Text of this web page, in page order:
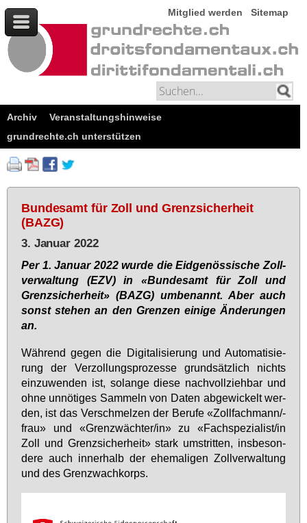
Mitglied werden Sitemap
Archiv
Veranstaltungshinweise
grundrechte.ch unterstützen
Bundesamt für Zoll und Grenzsicherheit
(BAZG)
3. Januar 2022
Per 1. Ja­nu­ar 2022 wur­de die Eid­ge­nös­si­sche Zoll­
ver­wal­tung (EZV) in «Bun­des­amt für Zoll und
Grenz­si­cher­heit» (BAZG) um­be­nannt. Aber auch
sonst ste­hen an den Gren­zen ei­ni­ge Än­de­run­gen
an.
Wäh­rend ge­gen die Di­gi­ta­li­sie­rung und Au­to­ma­ti­sie­
rung der Ver­zol­lungs­pro­zes­se grund­sätz­lich nichts
ein­zu­wen­den ist, so­lan­ge die­se nach­voll­zieh­bar und
oh­ne un­nö­ti­ges Sam­meln von Da­ten ab­ge­wi­ckelt wer­
den, ist das Ver­schmel­zen der Be­ru­fe «Zoll­fach­mann/-
frau» und «Grenz­wäch­ter/in» zu «Fach­spe­zia­list/in
Zoll und Grenz­si­cher­heit» stark um­strit­ten, ins­be­son­
de­re auch in­ner­halb der ehe­ma­li­gen Zoll­ver­wal­tung
und des Grenz­wach­korps.